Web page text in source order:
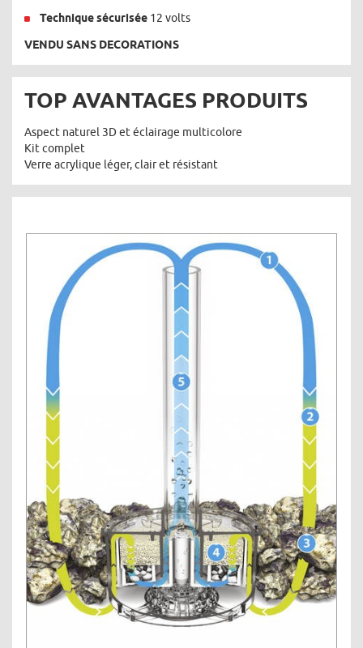
Technique sécurisée 12 volts
VENDU SANS DECORATIONS
TOP AVANTAGES PRODUITS
Aspect naturel 3D et éclairage multicolore
Kit complet
Verre acrylique léger, clair et résistant